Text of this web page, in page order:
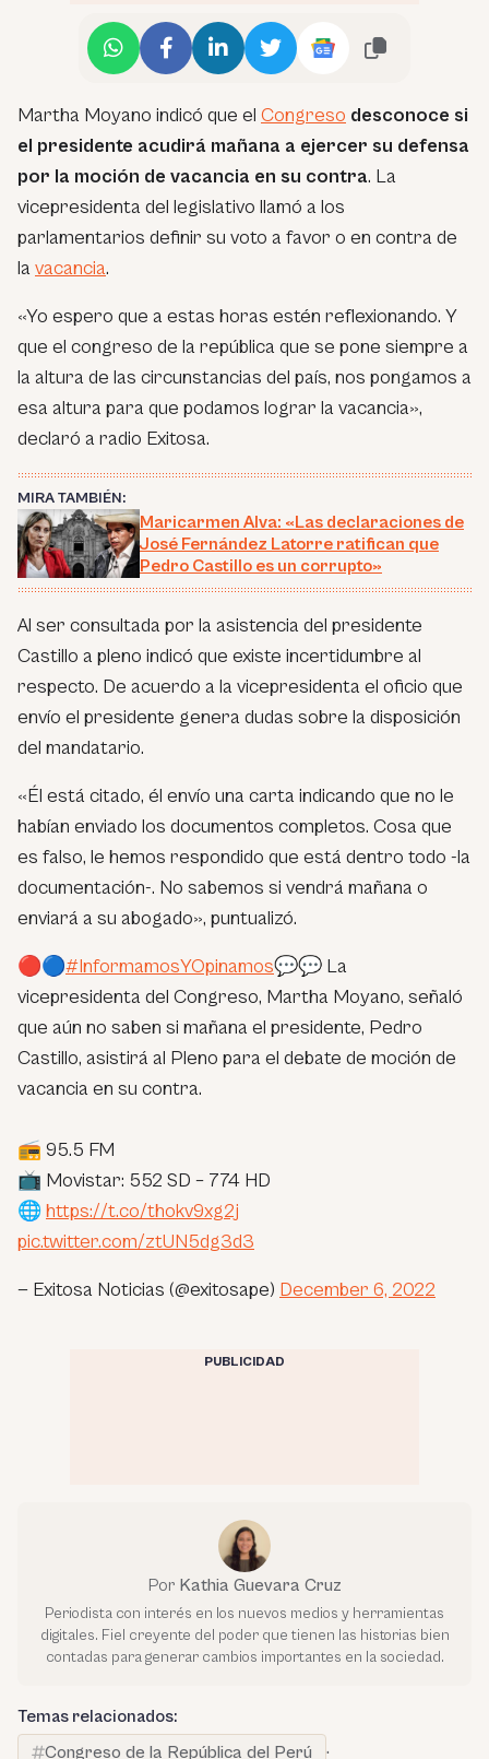
Martha Moyano indicó que el Congreso desconoce si
el presidente acudirá mañana a ejercer su defensa
por la moción de vacancia en su contra. La
vicepresidenta del legislativo llamó a los
parlamentarios definir su voto a favor o en contra de
la vacancia.
«Yo espero que a estas horas estén reflexionando. Y
que el congreso de la república que se pone siempre a
la altura de las circunstancias del país, nos pongamos a
esa altura para que podamos lograr la vacancia»,
declaró a radio Exitosa.
MIRA TAMBIÉN:
Maricarmen Alva: «Las declaraciones de
José Fernández Latorre ratifican que
Pedro Castillo es un corrupto»
Al ser consultada por la asistencia del presidente
Castillo a pleno indicó que existe incertidumbre al
respecto. De acuerdo a la vicepresidenta el oficio que
envío el presidente genera dudas sobre la disposición
del mandatario.
«Él está citado, él envío una carta indicando que no le
habían enviado los documentos completos. Cosa que
es falso, le hemos respondido que está dentro todo -la
documentación-. No sabemos si vendrá mañana o
enviará a su abogado», puntualizó.
🔴🔵#InformamosYOpinamos💬💬 La
vicepresidenta del Congreso, Martha Moyano, señaló
que aún no saben si mañana el presidente, Pedro
Castillo, asistirá al Pleno para el debate de moción de
vacancia en su contra.
📻 95.5 FM
📺 Movistar: 552 SD – 774 HD
🌐https://t.co/thokv9xg2j
pic.twitter.com/ztUN5dg3d3
— Exitosa Noticias (@exitosape) December 6, 2022
PUBLICIDAD
Por Kathia Guevara Cruz
Periodista con interés en los nuevos medios y herramientas
digitales. Fiel creyente del poder que tienen las historias bien
contadas para generar cambios importantes en la sociedad.
Temas relacionados:
Congreso de la República del Perú
·